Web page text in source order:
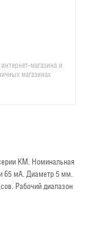
магазина и
магазинах
KM. Номинальная
65 мА. Диаметр 5 мм.
Рабочий диапазон